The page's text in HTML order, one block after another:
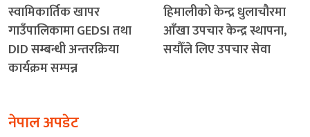
स्वामिकार्तिक खापर
गाउँपालिकामा GEDSI तथा
DID सम्बन्धी अन्तरक्रिया
कार्यक्रम सम्पन्न
हिमालीको केन्द्र धुलाचौरमा
आँखा उपचार केन्द्र स्थापना,
सयौँले लिए उपचार सेवा
नेपाल अपडेट